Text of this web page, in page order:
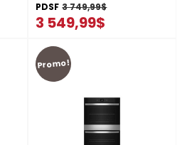
PDSF 3 749,99$
3 549,99$
Promo!